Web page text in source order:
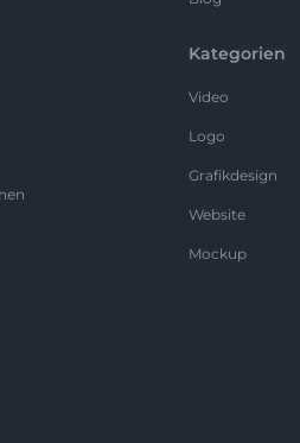
Kategorien
Video
Logo
Grafikdesign
Website
Mockup